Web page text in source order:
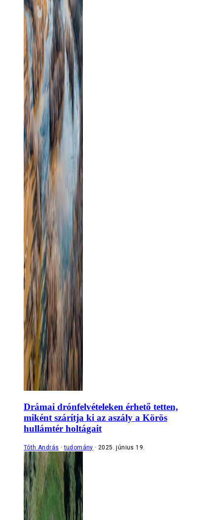
Drámai drónfelvételeken érhető tetten,
miként szárítja ki az aszály a Körös
hullámtér holtágait
Tóth András tudomány 2025. június 19.